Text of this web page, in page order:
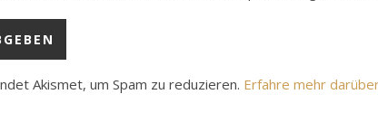
Akismet, um Spam zu reduzieren. Erfahre mehr